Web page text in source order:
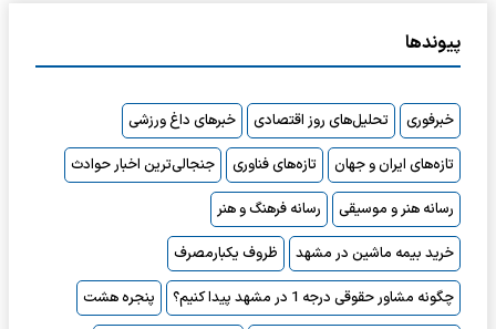
پیوندها
خبرفوری تحلیل‌های روز اقتصادی
خبرهای داغ ورزشی
تازه‌های ایران و جهان
تازه‌های فناوری
جنجالی‌ترین اخبار حوادث
رسانه هنر و موسیقی
رسانه فرهنگ و هنر
خرید بیمه ماشین در مشهد
ظروف یکبارمصرف
چگونه مشاور حقوقی درجه 1 در مشهد پیدا کنیم؟
پنجره هشت